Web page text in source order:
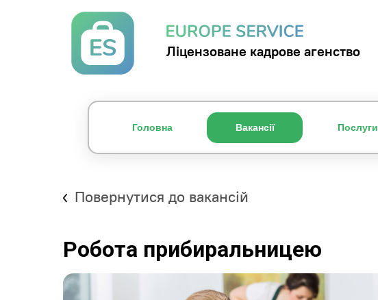
Ліцензоване кадрове агенство
Головна Послуги
Вакансії
Повернутися до вакансій
Робота прибиральницею